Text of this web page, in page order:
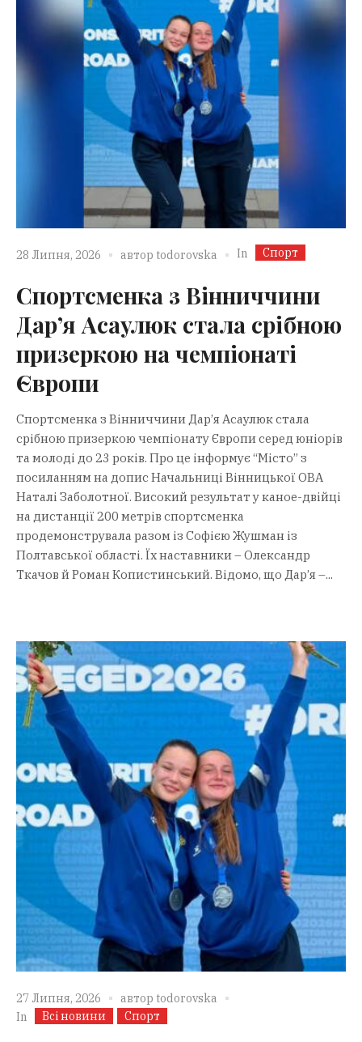
28 Липня, 2026 автор todorovska In Спорт
Спортсменка з Вінниччини
Дар’я Асаулюк стала срібною
призеркою на чемпіонаті
Європи
Спортсменка з Вінниччини Дар’я Асаулюк стала
срібною призеркою чемпіонату Європи серед юніорів
та молоді до 23 років. Про це інформує “Місто” з
посиланням на допис Начальниці Вінницької ОВА
Наталі Заболотної. Високий результат у каное-двійці
на дистанції 200 метрів спортсменка
продемонструвала разом із Софією Жушман із
Полтавської області. Їх наставники – Олександр
Ткачов й Роман Копистинський. Відомо, що Дар’я –...
27 Липня, 2026 автор todorovska
In
Всі новини Спорт